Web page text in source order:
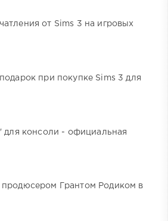
от Sims 3 на игровых
при покупке Sims 3 для
для консоли - официальная
продюсером Грантом Родиком в